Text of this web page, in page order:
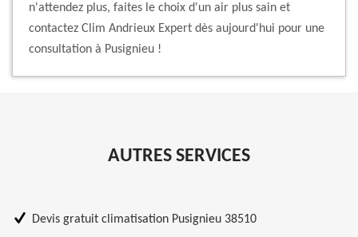
n'attendez plus, faites le choix d'un air plus sain et
contactez Clim Andrieux Expert dès aujourd'hui pour une
consultation à Pusignieu !
AUTRES SERVICES
Devis gratuit climatisation Pusignieu 38510